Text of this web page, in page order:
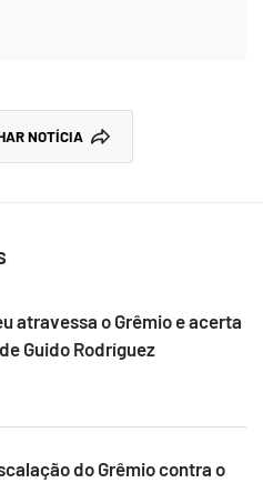
NOTÍCIA
atravessa o Grêmio e acerta
Guido Rodríguez
do Grêmio contra o